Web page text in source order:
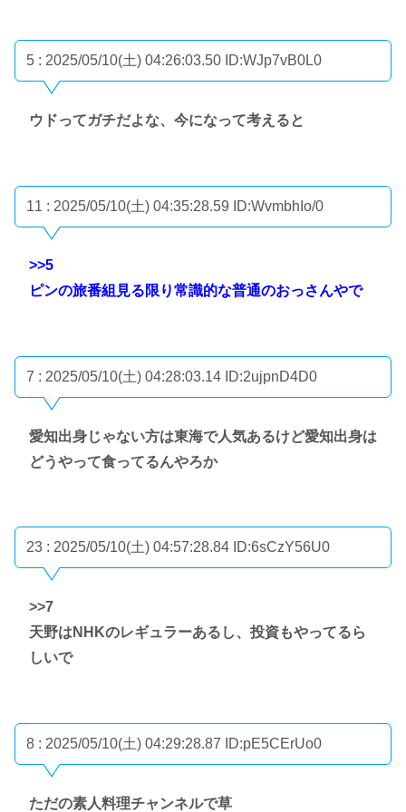
5 : 2025/05/10(土) 04:26:03.50 ID:WJp7vB0L0
ウドってガチだよな、今になって考えると
11 : 2025/05/10(土) 04:35:28.59 ID:WvmbhIo/0
>>5
ピンの旅番組見る限り常識的な普通のおっさんやで
7 : 2025/05/10(土) 04:28:03.14 ID:2ujpnD4D0
愛知出身じゃない方は東海で人気あるけど愛知出身は
どうやって食ってるんやろか
23 : 2025/05/10(土) 04:57:28.84 ID:6sCzY56U0
>>7
天野はNHKのレギュラーあるし、投資もやってるら
しいで
8 : 2025/05/10(土) 04:29:28.87 ID:pE5CErUo0
ただの素人料理チャンネルで草